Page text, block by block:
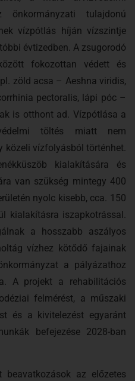
tulajdonú
vízpótlás híján vízszintje
évtizedben. A zsugorodó
fokozottan védett és
zöld acsa – Aeshna viridis,
pectoralis, lápi póc –
is otthont ad. Vízpótlása a
töltés miatt nem
közeli vízfolyásból történhet.
kialakítására és
van szükség mintegy 400
nyolc kisebb, cca. 150
kialakításra iszapkotrással.
a hosszabb aszályos
vízhez kötődő fajainak
a pályázathoz
A projekt a rehabilitációs
felmérést, a műszaki
és a kivitelezést egyaránt
befejezése 2028-ban
az előzetes